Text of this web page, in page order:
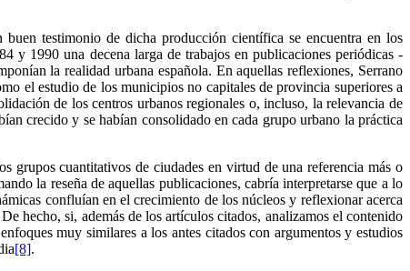
buen testimonio de dicha producción científica se encuentra en los
y 1990 una decena larga de trabajos en publicaciones periódicas -
la realidad urbana española. En aquellas reflexiones, Serrano
el estudio de los municipios no capitales de provincia superiores a
de los centros urbanos regionales o, incluso, la relevancia de
crecido y se habían consolidado en cada grupo urbano la práctica
grupos cuantitativos de ciudades en virtud de una referencia más o
la reseña de aquellas publicaciones, cabría interpretarse que a lo
confluían en el crecimiento de los núcleos y reflexionar acerca
hecho, si, además de los artículos citados, analizamos el contenido
muy similares a los antes citados con argumentos y estudios
[8].